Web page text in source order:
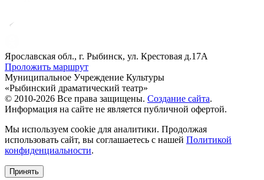
Ярославская обл., г. Рыбинск, ул. Крестовая д.17А
Проложить маршрут
Муниципальное Учреждение Культуры
«Рыбинский драматический театр»
© 2010-2026 Все права защищены. Создание сайта.
Информация на сайте не является публичной офертой.
Мы используем cookie для аналитики. Продолжая
использовать сайт, вы соглашаетесь с нашей Политикой
конфиденциальности.
Принять